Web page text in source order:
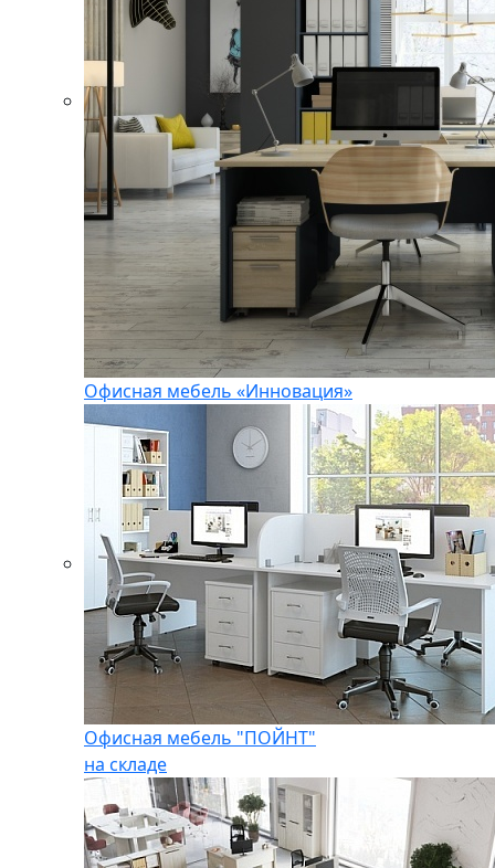
Офисная мебель «Инновация»
Офисная мебель "ПОЙНТ"
на складе